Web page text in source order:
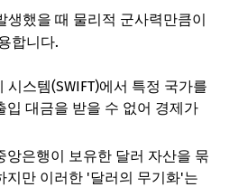
생했을 때 물리적 군사력만큼이
합니다.
시스템(SWIFT)에서 특정 국가를
입 대금을 받을 수 없어 경제가
앙은행이 보유한 달러 자산을 묶
지만 이러한 '달러의 무기화'는